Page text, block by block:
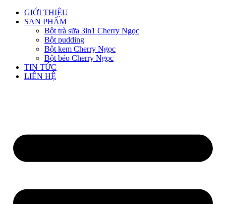
GIỚI THIỆU
SẢN PHẨM
Bột trà sữa 3in1 Cherry Ngọc
Bột pudding
Bột kem Cherry Ngọc
Bột béo Cherry Ngọc
TIN TỨC
LIÊN HỆ